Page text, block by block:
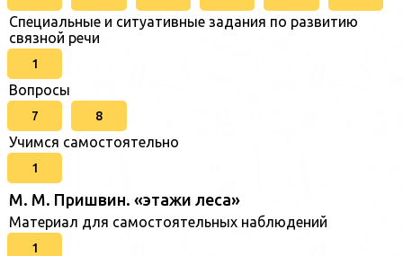
Специальные и ситуативные задания по развитию
связной речи
1
Вопросы
7 8
Учимся самостоятельно
1
М. М. Пришвин. «этажи леса»
Материал для самостоятельных наблюдений
1